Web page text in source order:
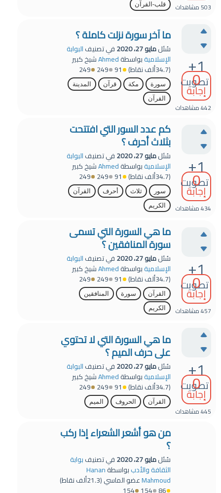
503مشاهدات
قلب-القرآن
+1
تصويت
0
إجابة
442مشاهدات
ما آخر سورة نزلت كاملة ؟
سُئلمايو 27، 2020 في تصنيفالبوابة
الإسلاميةبواسطةAhmedشيخ كبير
(34.7ألف نقاط) 91
249
249
سورة مكة قرآن
المدينة
القرآن
+1
تصويت
0
إجابة
434مشاهدات
كم عدد السور التي افتتحت
بثلاث أحرف ؟
سُئلمايو 27، 2020 في تصنيفالبوابة
الإسلاميةبواسطةAhmedشيخ كبير
(34.7ألف نقاط) 91
249
249
سور ثلاث أحرف
القرآن
الكريم
+1
تصويت
0
إجابة
457مشاهدات
ما هي السورة التي تسمى
سورة المنافقين ؟
سُئلمايو 27، 2020 في تصنيفالبوابة
الإسلاميةبواسطةAhmedشيخ كبير
(34.7ألف نقاط) 91
249
249
القرآن سورة
المنافقين
الكريم
+1
تصويت
0
إجابة
445مشاهدات
ما هي السورة التي لا تحتوي
على حرف الميم ؟
سُئلمايو 27، 2020 في تصنيفالبوابة
الإسلاميةبواسطةAhmedشيخ كبير
(34.7ألف نقاط) 91
249
249
القرآن الحروف الميم
من هو أشعر الشعراء إذا ركب
؟
سُئلمايو 27، 2020 في تصنيفبوابة
الثقافة والأدببواسطةHanan
Mahmoudعضو الماسي(21.3ألف
نقاط)